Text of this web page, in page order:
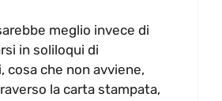
meglio invece di
in soliloqui di
cosa che non avviene,
la carta stampata,